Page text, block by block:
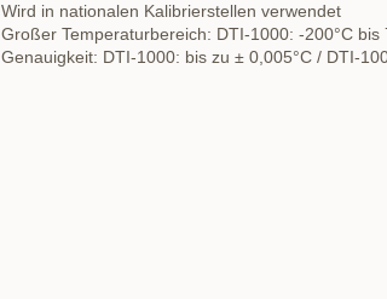
Wird in nationalen Kalibrierstellen verwendet
Großer Temperaturbereich: DTI-1000: -200°C bis
Genauigkeit: DTI-1000: bis zu ± 0,005°C / DTI-